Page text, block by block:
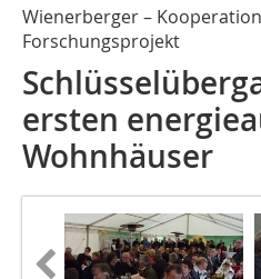
Wienerberger –
Forschungsprojekt
ersten
Wohnhäuser